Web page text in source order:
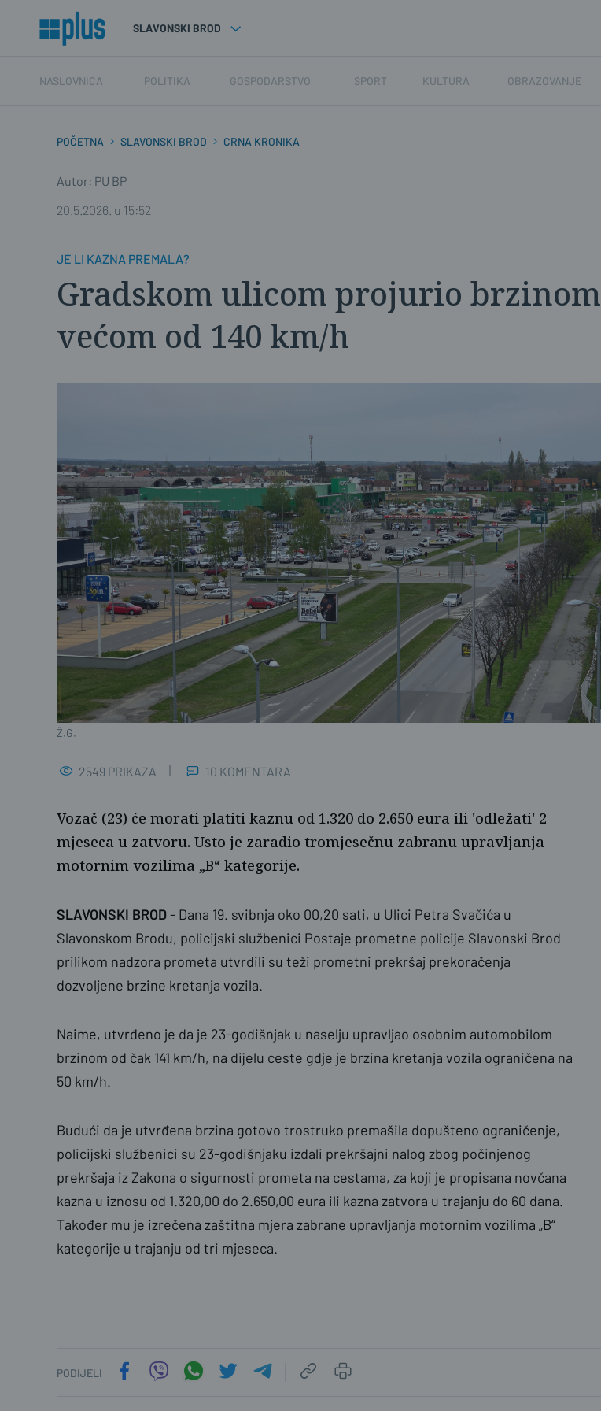
SLAVONSKI BROD
NASLOVNICA POLITIKA GOSPODARSTVO SPORT KULTURA OBRAZOVANJE
POČETNA SLAVONSKI BROD CRNA KRONIKA
Autor: PU BP
20.5.2026. u 15:52
JE LI KAZNA PREMALA?
Gradskom ulicom projurio brzinom
većom od 140 km/h
Ž.G.
2549 PRIKAZA 10 KOMENTARA
Vozač (23) će morati platiti kaznu od 1.320 do 2.650 eura ili 'odležati' 2
mjeseca u zatvoru. Usto je zaradio tromjesečnu zabranu upravljanja
motornim vozilima „B“ kategorije.
SLAVONSKI BROD- Dana 19. svibnja oko 00,20 sati, u Ulici Petra Svačića u
Slavonskom Brodu, policijski službenici Postaje prometne policije Slavonski Brod
prilikom nadzora prometa utvrdili su teži prometni prekršaj prekoračenja
dozvoljene brzine kretanja vozila.
Naime, utvrđeno je da je 23-godišnjak u naselju upravljao osobnim automobilom
brzinom od čak 141 km/h, na dijelu ceste gdje je brzina kretanja vozila ograničena na
50 km/h.
Budući da je utvrđena brzina gotovo trostruko premašila dopušteno ograničenje,
policijski službenici su 23-godišnjaku izdali prekršajni nalog zbog počinjenog
prekršaja iz Zakona o sigurnosti prometa na cestama, za koji je propisana novčana
kazna u iznosu od 1.320,00 do 2.650,00 eura ili kazna zatvora u trajanju do 60 dana.
Također mu je izrečena zaštitna mjera zabrane upravljanja motornim vozilima „B“
kategorije u trajanju od tri mjeseca.
PODIJELI